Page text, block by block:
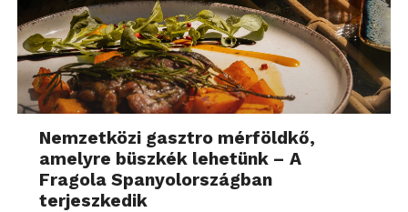
Nemzetközi gasztro mérföldkő,
amelyre büszkék lehetünk – A
Fragola Spanyolországban
terjeszkedik